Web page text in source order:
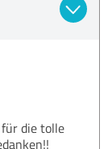
die tolle